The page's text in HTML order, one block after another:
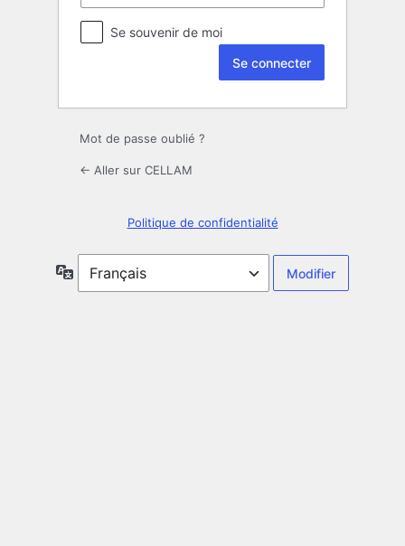
Se souvenir de moi
Mot de passe oublié ?
← Aller sur CELLAM
Politique de confidentialité
Langue